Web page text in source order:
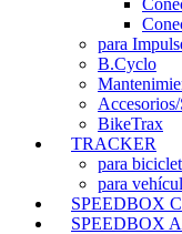
para
B.Cyclo
BikeTrax
TRACKER
para
para
SPEEDBOX
SPEEDBOX